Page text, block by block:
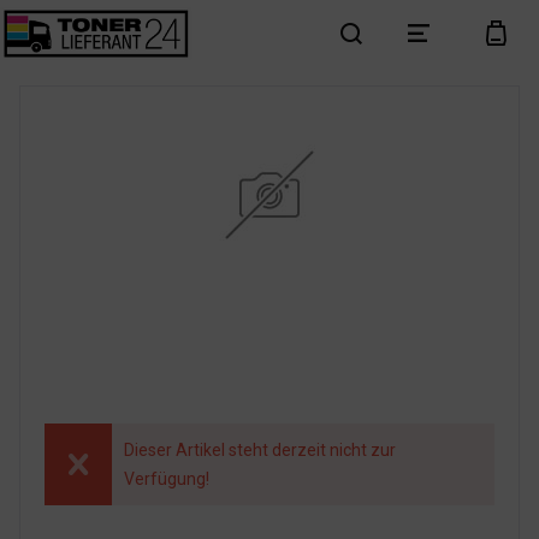
search menu cart
Dieser Artikel steht derzeit nicht zur
Verfügung!